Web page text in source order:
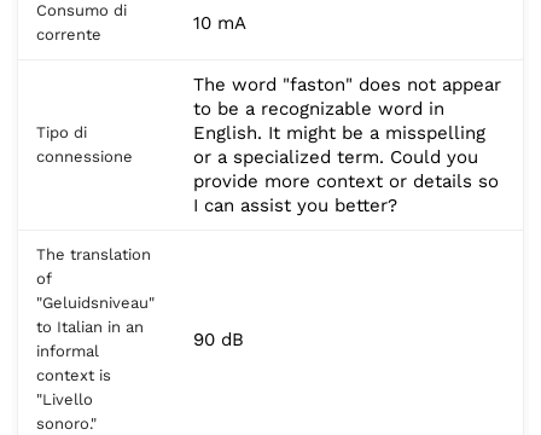
Consumo di
corrente
10 mA
Tipo di
connessione
The word "faston" does not appear
to be a recognizable word in
English. It might be a misspelling
or a specialized term. Could you
provide more context or details so
I can assist you better?
The translation
of
"Geluidsniveau"
to Italian in an
informal
context is
"Livello
sonoro."
90 dB